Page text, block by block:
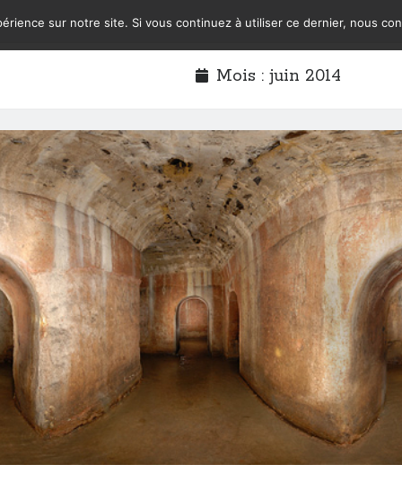
Mois : juin 2014
sur notre site. Si vous continuez à utiliser ce dernier, nous